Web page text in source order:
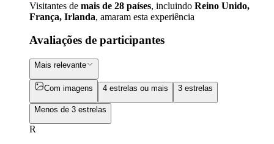
Visitantes de mais de 28 países, incluindo Reino Unido,
França, Irlanda, amaram esta experiência
Avaliações de participantes
Mais relevante
Com imagens 4 estrelas ou mais 3 estrelas
Menos de 3 estrelas
R